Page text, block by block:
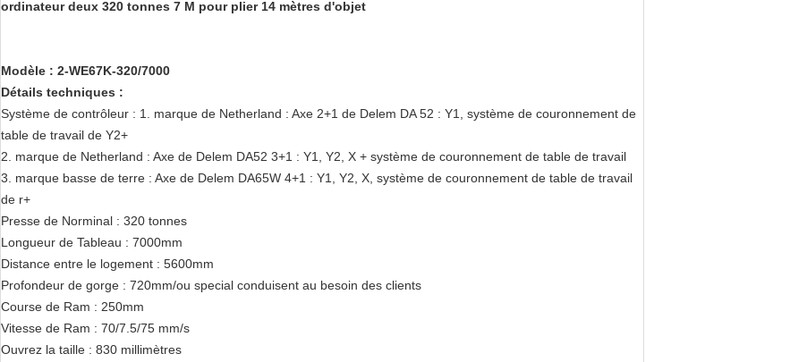
ordinateur deux 320 tonnes 7 M pour plier 14 mètres d'objet
Modèle : 2-WE67K-320/7000
Détails techniques :
Système de contrôleur : 1. marque de Netherland : Axe 2+1 de Delem DA 52 : Y1, système de couronnement de
table de travail de Y2+
2. marque de Netherland : Axe de Delem DA52 3+1 : Y1, Y2, X + système de couronnement de table de travail
3. marque basse de terre : Axe de Delem DA65W 4+1 : Y1, Y2, X, système de couronnement de table de travail
de r+
Presse de Norminal : 320 tonnes
Longueur de Tableau : 7000mm
Distance entre le logement : 5600mm
Profondeur de gorge : 720mm/ou special conduisent au besoin des clients
Course de Ram : 250mm
Vitesse de Ram : 70/7.5/75 mm/s
Ouvrez la taille : 830 millimètres